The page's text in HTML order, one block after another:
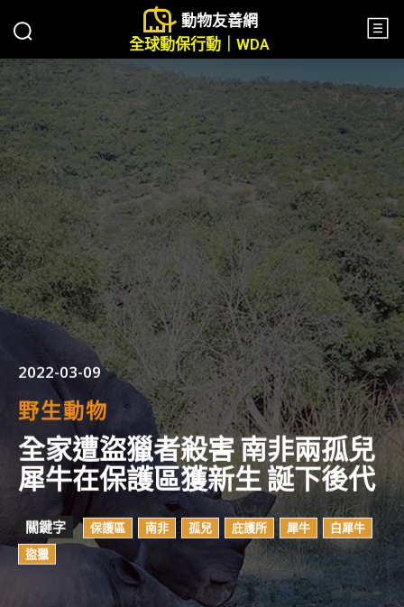
動物友善網
全球動保行動｜WDA
2022-03-09
野生動物
全家遭盜獵者殺害 南非兩孤兒
犀牛在保護區獲新生 誕下後代
關鍵字 保護區 南非 孤兒 庇護所 犀牛
白犀牛
盜獵